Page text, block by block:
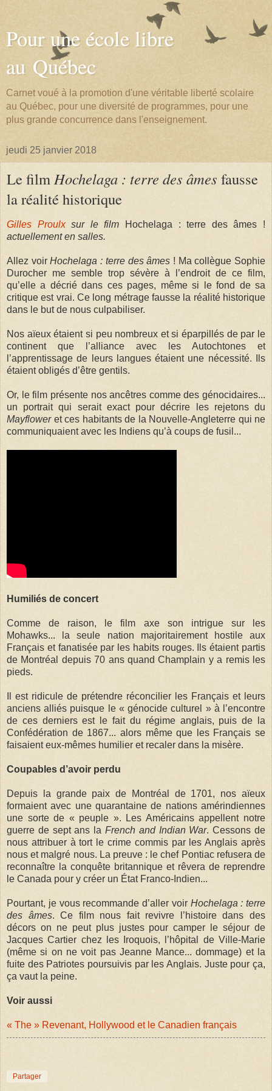
Pour une école libre
au Québec
Carnet voué à la promotion d'une véritable liberté scolaire
au Québec, pour une diversité de programmes, pour une
plus grande concurrence dans l'enseignement.
jeudi 25 janvier 2018
Le filmHochelaga : terre des âmes fausse
la réalité historique
Gilles Proulxsur le film
Hochelaga : terre des âmes !
actuellement en salles.
Allez voirHochelaga : terre des âmes ! Ma collègue Sophie
Durocher me semble trop sévère à l’endroit de ce film,
qu’elle a décrié dans ces pages, même si le fond de sa
critique est vrai. Ce long métrage fausse la réalité historique
dans le but de nous culpabiliser.
Nos aïeux étaient si peu nombreux et si éparpillés de par le
continent que l’alliance avec les Autochtones et
l’apprentissage de leurs langues étaient une nécessité. Ils
étaient obligés d’être gentils.
Or, le film présente nos ancêtres comme des génocidaires...
un portrait qui serait exact pour décrire les rejetons du
Mayflower et ces habitants de la Nouvelle-Angleterre qui ne
communiquaient avec les Indiens qu’à coups de fusil...
Humiliés de concert
Comme de raison, le film axe son intrigue sur les
Mohawks... la seule nation majoritairement hostile aux
Français et fanatisée par les habits rouges. Ils étaient partis
de Montréal depuis 70 ans quand Champlain y a remis les
pieds.
Il est ridicule de prétendre réconcilier les Français et leurs
anciens alliés puisque le « génocide culturel » à l’encontre
de ces derniers est le fait du régime anglais, puis de la
Confédération de 1867... alors même que les Français se
faisaient eux-mêmes humilier et recaler dans la misère.
Coupables d’avoir perdu
Depuis la grande paix de Montréal de 1701, nos aïeux
formaient avec une quarantaine de nations amérindiennes
une sorte de « peuple ». Les Américains appellent notre
guerre de sept ans la French and Indian War. Cessons de
nous attribuer à tort le crime commis par les Anglais après
nous et malgré nous. La preuve : le chef Pontiac refusera de
reconnaître la conquête britannique et rêvera de reprendre
le Canada pour y créer un État Franco-Indien...
Pourtant, je vous recommande d’aller voir Hochelaga : terre
des âmes. Ce film nous fait revivre l’histoire dans des
décors on ne peut plus justes pour camper le séjour de
Jacques Cartier chez les Iroquois, l’hôpital de Ville-Marie
(même si on ne voit pas Jeanne Mance... dommage) et la
fuite des Patriotes poursuivis par les Anglais. Juste pour ça,
ça vaut la peine.
Voir aussi
« The » Revenant, Hollywood et le Canadien français
Partager